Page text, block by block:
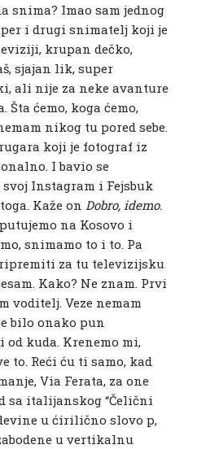
snima? Imao sam jednog
i drugi snimatelj koji je
krupan dečko,
sjajan lik, super
ali nije za neke avanture
ćemo, koga ćemo,
nikog tu pored sebe.
koji je fotograf iz
I bavio se
Instagram i Fejsbuk
Kaže on Dobro, idemo.
na Kosovo i
snimamo to i to. Pa
za tu televizijsku
Kako? Ne znam. Prvi
voditelj. Veze nemam
bilo onako pun
od kuda. Krenemo mi,
to. Reći ću ti samo, kad
Via Ferata, za one
sa italijanskog “Čelični
u ćirilično slovo p,
u vertikalnu